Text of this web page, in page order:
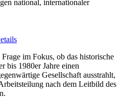
national, internationaler
im Fokus, ob das historische
bis 1980er Jahre einen
Gesellschaft ausstrahlt,
nach dem Leitbild des